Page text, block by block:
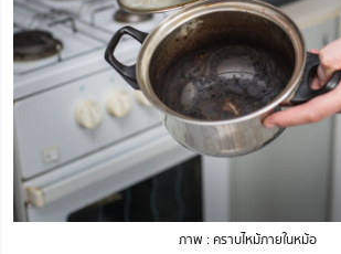
ภาพ : คราบไหม้ภายในหม้อ